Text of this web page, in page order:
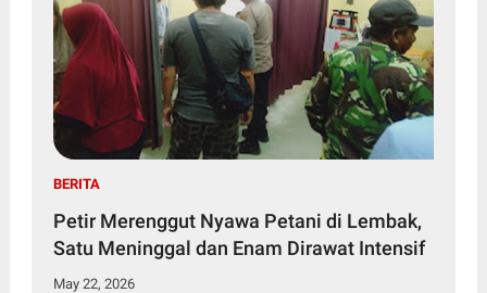
BERITA
Petir Merenggut Nyawa Petani di Lembak,
Satu Meninggal dan Enam Dirawat Intensif
May 22, 2026